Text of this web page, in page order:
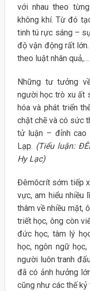
với nhau theo
không khí. Từ đó
tinh tú rực sáng –
độ vận động rất
theo luật nhân quả,…
Những tư tưởng
người học trò xu ất
hóa và phát triển
chặt chẽ và có sức
tử luận – đỉnh cao
Lạp. (Tiểu luận:
Hy Lạc)
Đêmôcrít sớm tiếp
vực, am hiểu nhiều
thâm về nhiều mặt,
triết học, ông còn
đức học, tâm lý
học, ngôn ngữ
người luôn tranh
đã có ảnh hưởng
cũng như các thế kỷ